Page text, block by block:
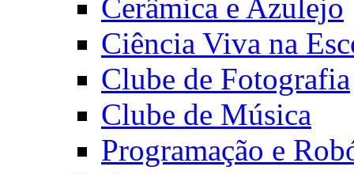
Cerâmica e Azulejo
Ciência Viva na
Clube de Fotografia
Clube de Música
Programação e